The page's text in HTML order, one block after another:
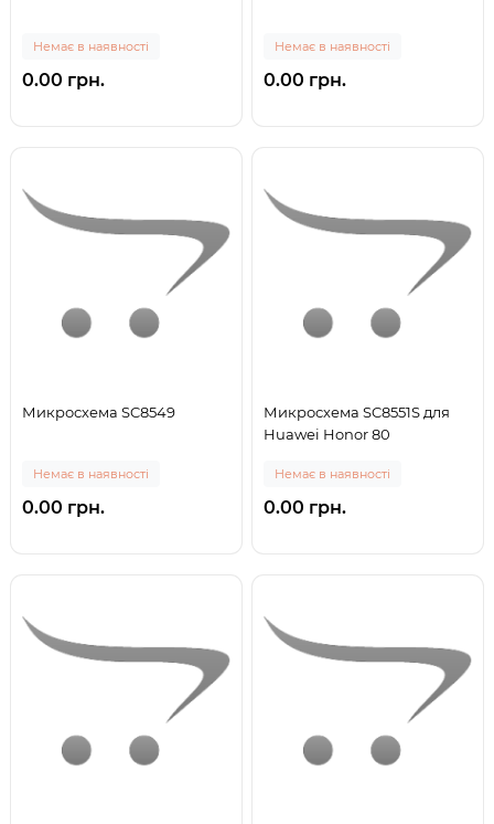
Немає в наявності
0.00 грн.
Немає в наявності
0.00 грн.
Микросхема SC8549
Немає в наявності
0.00 грн.
Микросхема SC8551S для
Huawei Honor 80
Немає в наявності
0.00 грн.